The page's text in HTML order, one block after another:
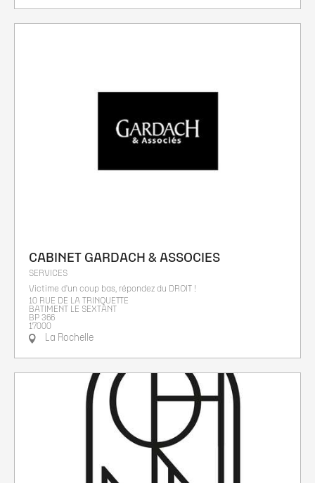
CABINET GARDACH & ASSOCIES
SERVICES
Victime d'un coup bas, répondez du DROIT !
10 RUE DE LA TRINQUETTE
BATIMENT LE SEXTANT
BP 366
17000
La Rochelle